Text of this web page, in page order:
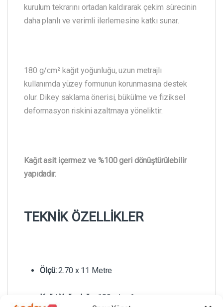
kurulum tekrarını ortadan kaldırarak çekim sürecinin
daha planlı ve verimli ilerlemesine katkı sunar.
180 g/cm² kağıt yoğunluğu, uzun metrajlı
kullanımda yüzey formunun korunmasına destek
olur. Dikey saklama önerisi, bükülme ve fiziksel
deformasyon riskini azaltmaya yöneliktir.
Kağıt asit içermez ve %100 geri dönüştürülebilir
yapıdadır.
TEKNİK ÖZELLİKLER
Ölçü:2.70 x 11 Metre
Kağıt Yoğunluğu: 180 g/cm²